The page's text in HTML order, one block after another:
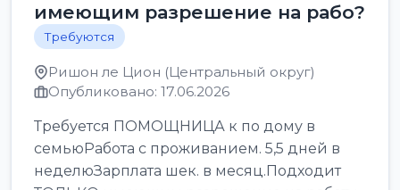
имеющим разрешение на рабо?
Требуются
Ришон ле Цион (Центральный округ)
Опубликовано: 17.06.2026
Требуется ПОМОЩНИЦА к по дому в
семьюРабота с проживанием. 5,5 дней в
неделюЗарплата шек. в месяц.Подходит